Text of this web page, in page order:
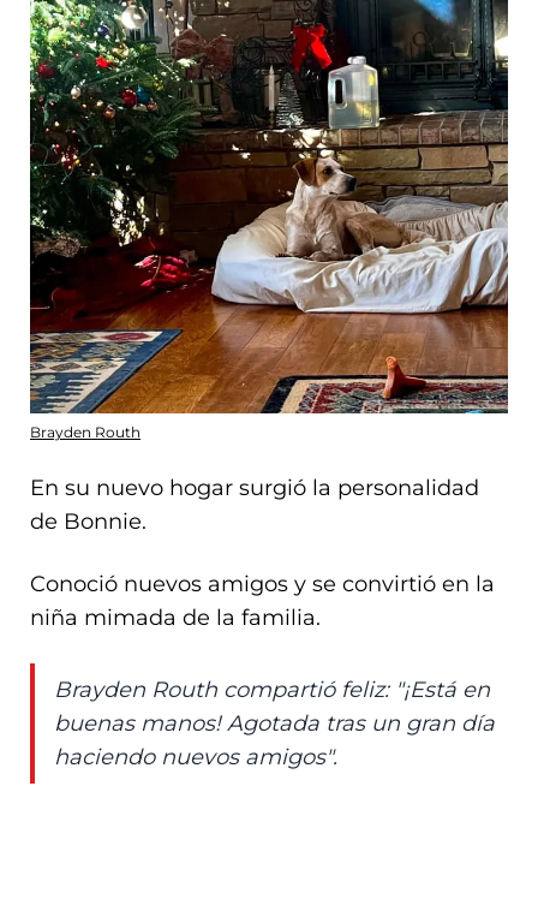
Brayden Routh
En su nuevo hogar surgió la personalidad
de Bonnie.
Conoció nuevos amigos y se convirtió en la
niña mimada de la familia.
Brayden Routh compartió feliz: "¡Está en
buenas manos! Agotada tras un gran día
haciendo nuevos amigos".